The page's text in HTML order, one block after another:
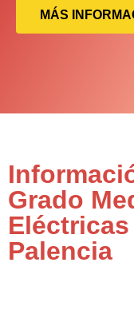
MÁS
Grado
Palencia